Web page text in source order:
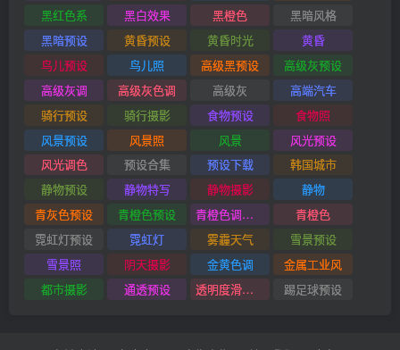
黑红色系
黑白效果 黑橙色
黑暗风格
黑暗预设
黄昏预设 黄昏时光
黄昏
鸟儿预设
鸟儿照 高级黑预设
高级灰预设
高级灰调
高级灰色调 高级灰
高端汽车
骑行预设
骑行摄影 食物预设
食物照
风景预设
风景照 风景
风光预设
风光调色
预设合集 预设下载
韩国城市
静物预设
静物特写 静物摄影
静物
青灰色预设
青橙色预设 青橙色调预设
青橙色
霓虹灯预设
霓虹灯 雾霾天气
雪景预设
雪景照
阴天摄影 金黄色调
金属工业风
都市摄影
通透预设 透明度滑块插件 踢足球预设